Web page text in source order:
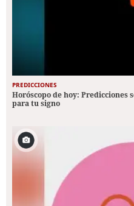
PREDICCIONES
Horóscopo de hoy: Predicciones
para tu signo